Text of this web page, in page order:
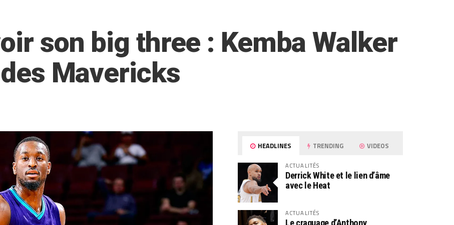
son big three : Kemba Walker
Mavericks
HEADLINES TRENDING VIDEOS
ACTUALITÉS
Derrick White et le lien d’âme
avec le Heat
ACTUALITÉS
Le craquage d’Anthony